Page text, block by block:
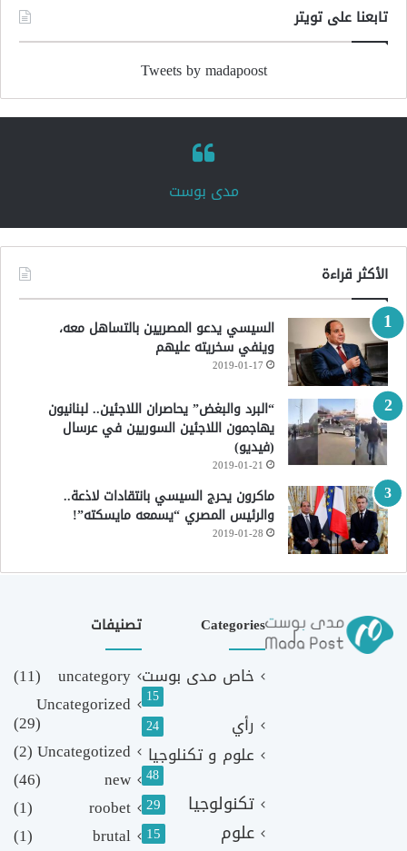
تابعنا على تويتر
Tweets by madapoost
‏مدى بوست‏
الأكثر قراءة
السيسي يدعو المصريين بالتساهل معه،
وينفي سخريته عليهم
2019-01-17
“البرد والبغض” يحاصران اللاجئين.. لبنانيون
يهاجمون اللاجئين السوريين في عرسال
(فيديو)
2019-01-21
ماكرون يحرج السيسي بانتقادات لاذعة..
والرئيس المصري “يسمعه مايسكته”!
2019-01-28
Categories
خاص مدى بوست
15
رأي 24
علوم و تكنلوجيا
48
تكنولوجيا 29
علوم 15
تصنيفات
uncategory
(11)
Uncategorized
(29)
Uncategotized
(2)
new
(46)
roobet
(1)
brutal
(1)